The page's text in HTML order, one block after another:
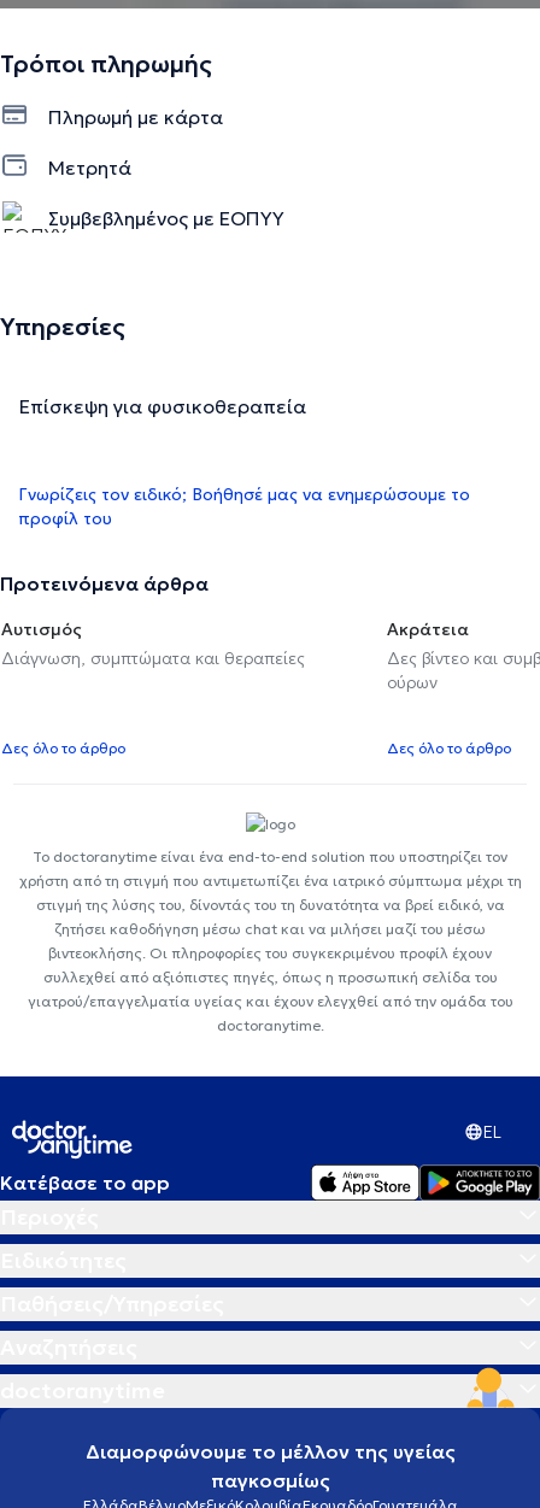
Τρόποι πληρωμής
Πληρωμή με κάρτα
Μετρητά
Συμβεβλημένος με ΕΟΠΥΥ
Υπηρεσίες
Επίσκεψη για φυσικοθεραπεία
Γνωρίζεις τον ειδικό; Βοήθησέ μας να ενημερώσουμε το
προφίλ του
Προτεινόμενα άρθρα
Αυτισμός
Διάγνωση, συμπτώματα και θεραπείες
Δες όλο το άρθρο
Ακράτεια
Δες βίντεο και
ούρων
Δες όλο το άρθρο
Το doctoranytime είναι ένα end-to-end solution που υποστηρίζει τον
χρήστη από τη στιγμή που αντιμετωπίζει ένα ιατρικό σύμπτωμα μέχρι τη
στιγμή της λύσης του, δίνοντάς του τη δυνατότητα να βρεί ειδικό, να
ζητήσει καθοδήγηση μέσω chat και να μιλήσει μαζί του μέσω
βιντεοκλήσης. Οι πληροφορίες του συγκεκριμένου προφίλ έχουν
συλλεχθεί από αξιόπιστες πηγές, όπως η προσωπική σελίδα του
γιατρού/επαγγελματία υγείας και έχουν ελεγχθεί από την ομάδα του
doctoranytime.
EL
Κατέβασε το app
Διαμορφώνουμε το μέλλον της υγείας
παγκοσμίως